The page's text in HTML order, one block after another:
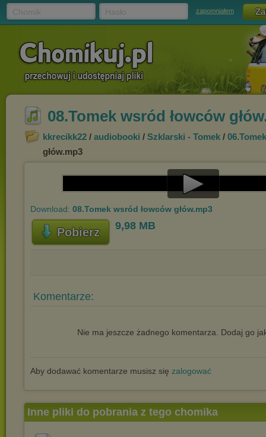
zapomniałem
08.Tomek wsród łowców
kkrecikk22 / audiobooki / Szklarski - Tomek /
głów.mp3
Play
Download: 08.Tomek wsród łowców głów.mp3
Pobierz 9,98 MB
Komentarze:
Nie ma jeszcze żadnego komentarza. Dodaj go
Aby dodawać komentarze musisz się zalogować
Inne pliki do pobrania z tego chomika